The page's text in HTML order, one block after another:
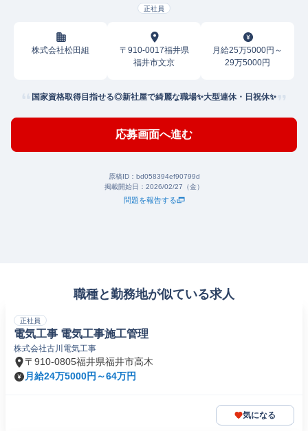
正社員
株式会社松田組
〒910-0017福井県
福井市文京
月給25万5000円～
29万5000円
国家資格取得目指せる◎新社屋で綺麗な職場✨大型連休・日祝休✨
応募画面へ進む
原稿ID： bd058394ef90799d
掲載開始日： 2026/02/27（金）
問題を報告する
職種と勤務地が似ている求人
正社員
電気工事 電気工事施工管理
株式会社古川電気工事
〒910-0805福井県福井市高木
月給24万5000円～64万円
気になる